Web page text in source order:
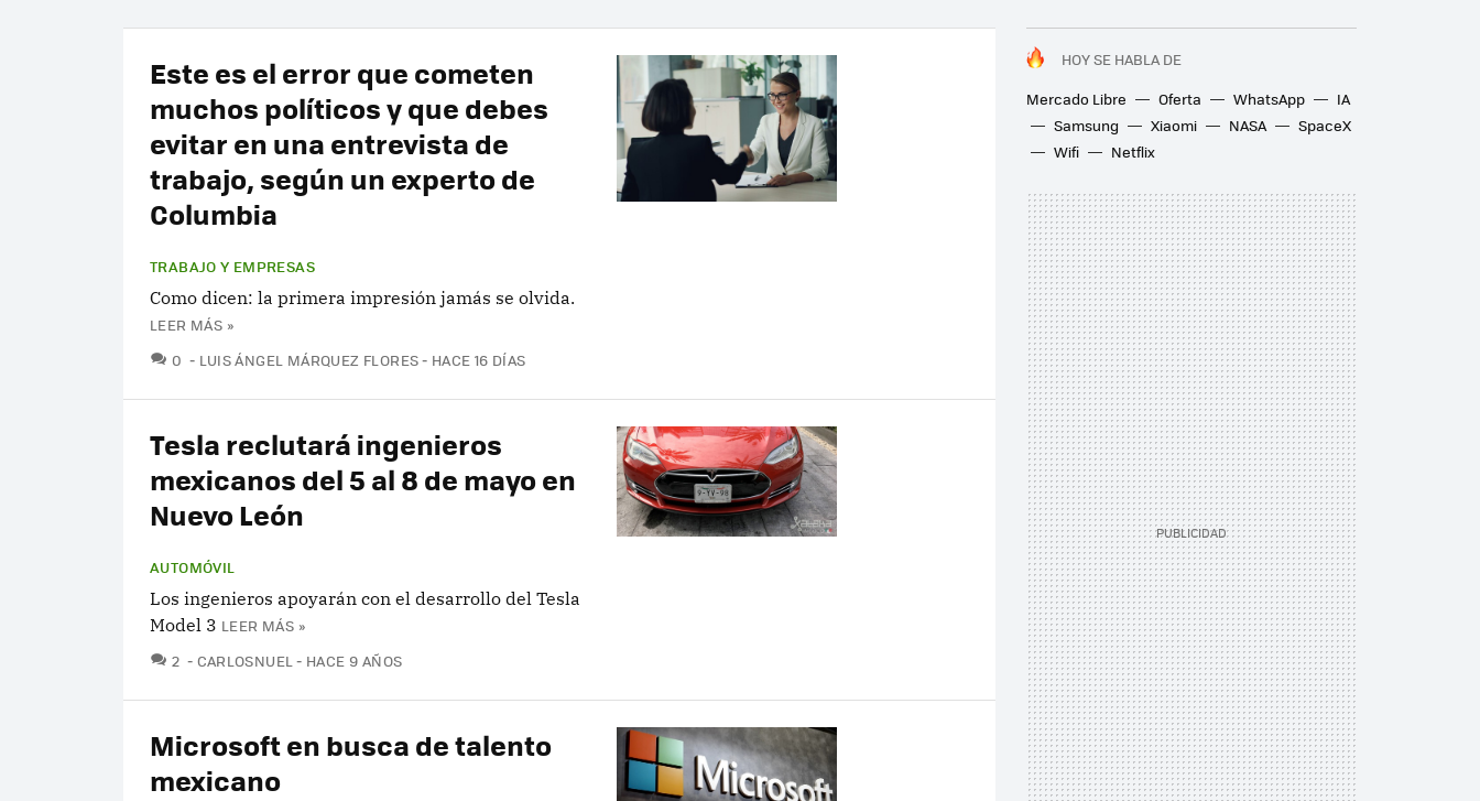
HOY SE HABLA DE
Mercado Libre
Oferta WhatsApp
IA
Samsung
Xiaomi NASA
SpaceX
Wifi
Netflix
Este es el error que cometen
muchos políticos y que debes
evitar en una entrevista de
trabajo, según un experto de
Columbia
TRABAJO Y EMPRESAS
Como dicen: la primera impresión jamás se olvida.
LEER MÁS »
0 COMENTARIOS
LUIS ÁNGEL MÁRQUEZ FLORES HACE 16 DÍAS
Tesla reclutará ingenieros
mexicanos del 5 al 8 de mayo en
Nuevo León
AUTOMÓVIL
Los ingenieros apoyarán con el desarrollo del Tesla
Model 3 LEER MÁS »
2 COMENTARIOS
CARLOSNUEL HACE 9 AÑOS
Microsoft en busca de talento
mexicano